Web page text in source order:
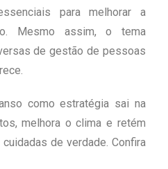
para melhorar a
Mesmo assim, o tema
de gestão de pessoas
como estratégia sai na
melhora o clima e retém
de verdade. Confira